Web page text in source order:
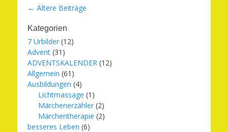
Beitragsnavigation
← Ältere Beiträge
Kategorien
7 Urbilder (12)
Advent (31)
ADVENTSKALENDER (12)
Allgemein (61)
Ausbildungen (4)
Lichtmassage (1)
Märchenerzähler (2)
Märchentherapie (2)
besseres Leben (6)